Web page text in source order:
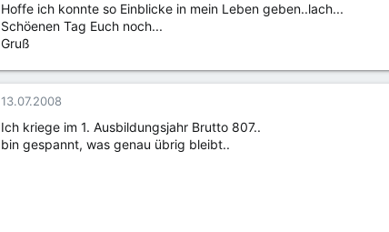
Hoffe ich konnte so Einblicke in mein Leben geben..lach...
Schöenen Tag Euch noch...
Gruß
13.07.2008
Ich kriege im 1. Ausbildungsjahr Brutto 807..
bin gespannt, was genau übrig bleibt..